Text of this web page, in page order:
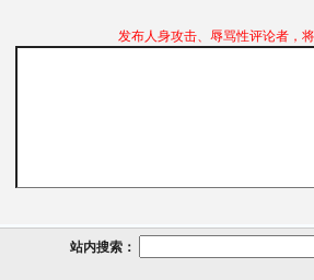
发布人身攻击、辱骂性评论者，
站内搜索：